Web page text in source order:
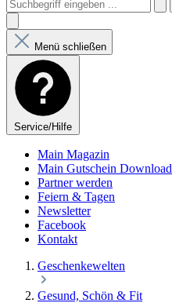
Menü schließen
Service/Hilfe
Main Magazin
Main Gutschein Download
Partner werden
Feiern & Tagen
Newsletter
Facebook
Kontakt
Geschenkewelten
Gesund, Schön & Fit